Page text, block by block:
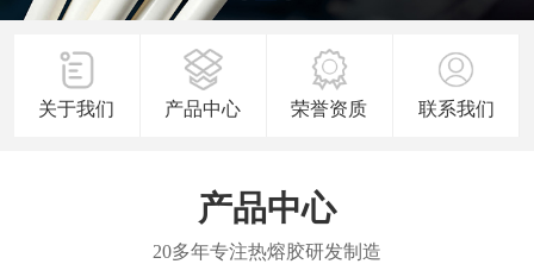
关于我们 产品中心 荣誉资质 联系我们
产品中心